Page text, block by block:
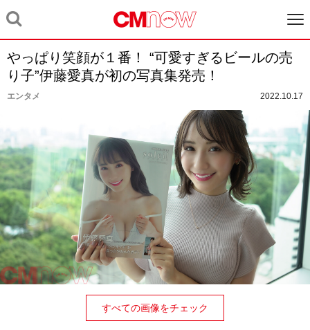
やっぱり笑顔が１番！ “可愛すぎるビールの売
り子”伊藤愛真が初の写真集発売！
エンタメ 2022.10.17
すべての画像をチェック